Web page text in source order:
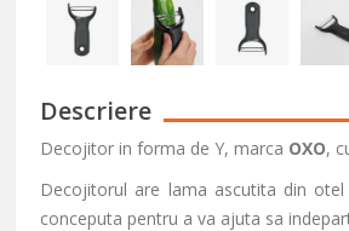
Descriere
Decojitor in forma de Y, marca OXO,
Decojitorul are lama ascutita din
conceputa pentru a va ajuta sa